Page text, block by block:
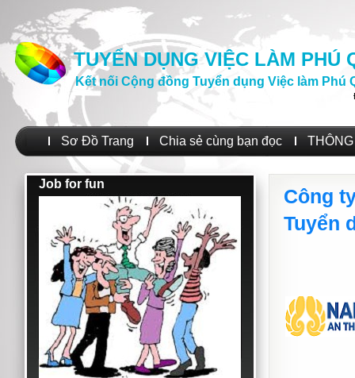
TUYỂN DỤNG VIỆC LÀM PHÚ
Kết nối Cộng đồng Tuyển dụng Việc làm Phú
Sơ Đồ Trang Chia sẻ cùng bạn đọc
Job for fun
Công
Tuyển